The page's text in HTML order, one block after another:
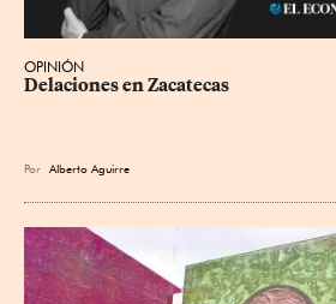
OPINIÓN
Delaciones en Zacatecas
Por Alberto Aguirre